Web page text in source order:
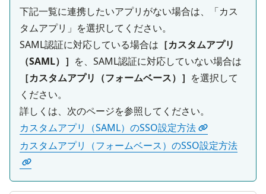
下記一覧に連携したいアプリがない場合は、「カス
タムアプリ」を選択してください。
SAML認証に対応している場合は ［カスタムアプリ
（SAML）］ を、SAML認証に対応していない場合は
［カスタムアプリ（フォームベース）］ を選択して
ください。
カスタムアプリ（SAML）のSSO設定方法
カスタムアプリ（フォームベース）のSSO設定方法